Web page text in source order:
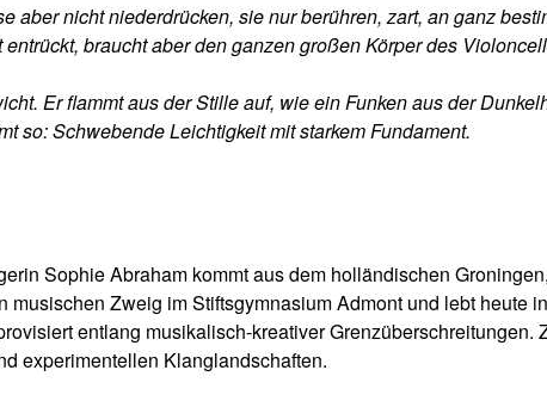
aber nicht niederdrücken, sie nur berühren, zart, an ganz
braucht aber den ganzen großen Körper des
Er flammt aus der Stille auf, wie ein Funken aus der
so: Schwebende Leichtigkeit mit starkem Fundament.
Sophie Abraham kommt aus dem holländischen
musischen Zweig im Stiftsgymnasium Admont und lebt heute
entlang musikalisch-kreativer Grenzüberschreitungen.
experimentellen Klanglandschaften.